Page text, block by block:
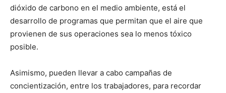
dióxido de carbono en el medio ambiente, está el
desarrollo de programas que permitan que el aire que
provienen de sus operaciones sea lo menos tóxico
posible.
Asimismo, pueden llevar a cabo campañas de
concientización, entre los trabajadores, para recordar